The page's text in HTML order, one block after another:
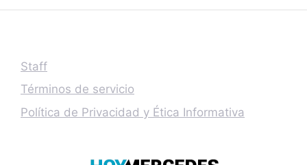
Staff
Términos de servicio
Política de Privacidad y Ética Informativa